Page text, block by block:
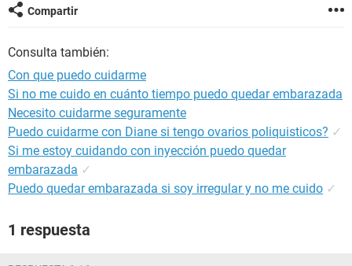
GLOSARIO
Compartir
Consulta también:
Con que puedo cuidarme
Si no me cuido en cuánto tiempo puedo quedar embarazada
Necesito cuidarme seguramente
Puedo cuidarme con Diane si tengo ovarios poliquisticos? ✓
Si me estoy cuidando con inyección puedo quedar
embarazada ✓
Puedo quedar embarazada si soy irregular y no me cuido ✓
1 respuesta